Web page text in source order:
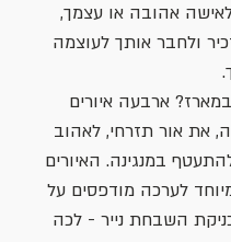
אהובה או עצמך,
ולחבר אותך לעוצמה
ארבעה איורים
את אור תזרחי, לאהוב
במנגינה. האיורים
לערכה מודפסים על
השבחת נייר - לכה